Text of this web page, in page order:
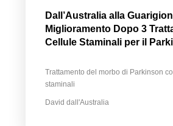
Dall’Australia alla
Miglioramento Dopo 3
Cellule Staminali per il
Trattamento del morbo di Parkinson
staminali
David dall'Australia